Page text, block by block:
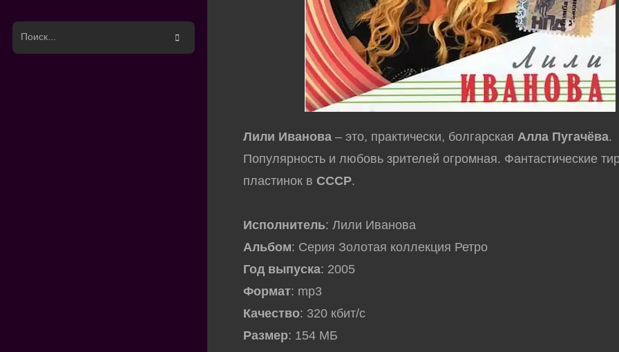
Лили Иванова – это, практически, болгарскаяАлла Пугачёва.
Популярность и любовь зрителей огромная. Фантастические
пластинок вСССР.
Исполнитель: Лили Иванова
Альбом: Серия Золотая коллекция Ретро
Год выпуска: 2005
Формат: mp3
Качество: 320 кбит/с
Размер: 154 МБ